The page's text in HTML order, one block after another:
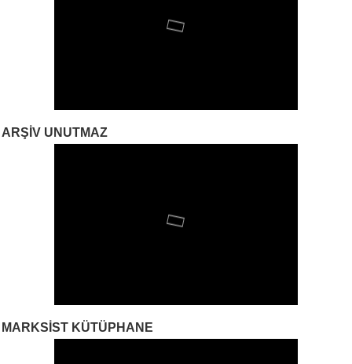
ARŞIV UNUTMAZ
MARKSIST KÜTÜPHANE